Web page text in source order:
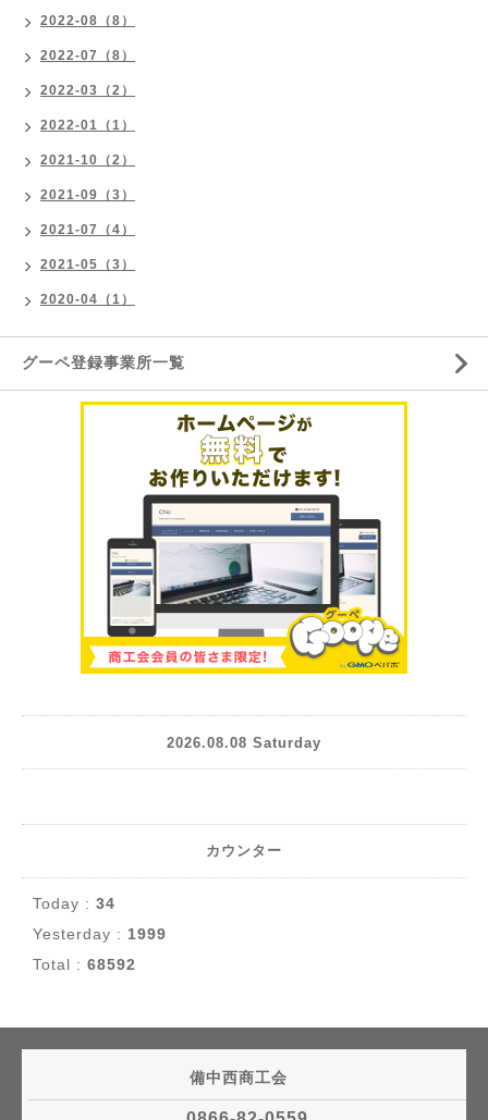
2022-08（8）
2022-07（8）
2022-03（2）
2022-01（1）
2021-10（2）
2021-09（3）
2021-07（4）
2021-05（3）
2020-04（1）
グーペ登録事業所一覧
2026.08.08 Saturday
カウンター
Today : 34
Yesterday : 1999
Total : 68592
備中西商工会